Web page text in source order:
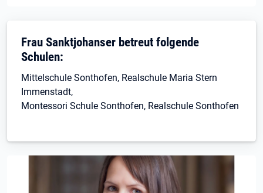
Frau Sanktjohanser betreut folgende
Schulen:
Mittelschule Sonthofen, Realschule Maria Stern
Immenstadt,
Montessori Schule Sonthofen, Realschule Sonthofen